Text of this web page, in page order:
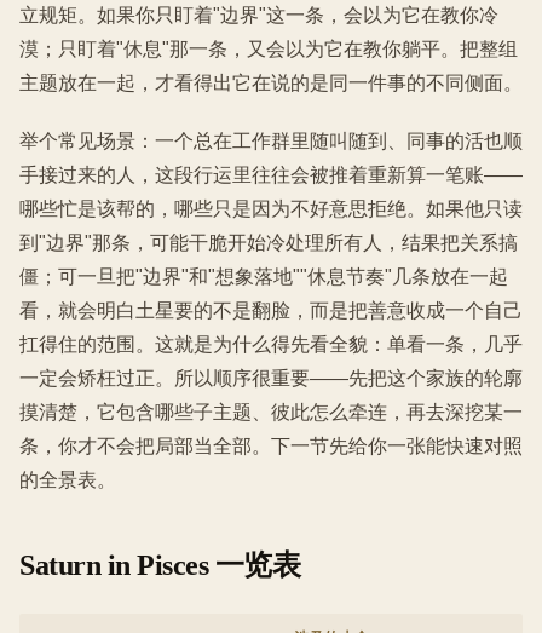
立规矩。如果你只盯着"边界"这一条，会以为它在教你冷
漠；只盯着"休息"那一条，又会以为它在教你躺平。把整组
主题放在一起，才看得出它在说的是同一件事的不同侧面。
举个常见场景：一个总在工作群里随叫随到、同事的活也顺
手接过来的人，这段行运里往往会被推着重新算一笔账——
哪些忙是该帮的，哪些只是因为不好意思拒绝。如果他只读
到"边界"那条，可能干脆开始冷处理所有人，结果把关系搞
僵；可一旦把"边界"和"想象落地""休息节奏"几条放在一起
看，就会明白土星要的不是翻脸，而是把善意收成一个自己
扛得住的范围。这就是为什么得先看全貌：单看一条，几乎
一定会矫枉过正。所以顺序很重要——先把这个家族的轮廓
摸清楚，它包含哪些子主题、彼此怎么牵连，再去深挖某一
条，你才不会把局部当全部。下一节先给你一张能快速对照
的全景表。
Saturn in Pisces 一览表